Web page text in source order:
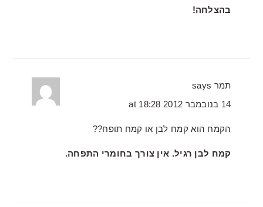
בהצלחה!
תמר says
14 בנובמבר 2012 at 18:28
הקמח הוא קמח לבן או קמח תופח??
קמח לבן רגיל. אין צורך בחומרי התפחה.